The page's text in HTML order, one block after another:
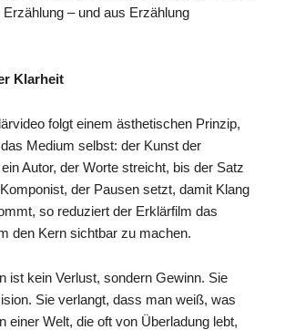
– und aus Erzählung
Klarheit
folgt einem ästhetischen Prinzip,
Medium selbst: der Kunst der
Autor, der Worte streicht, bis der Satz
der Pausen setzt, damit Klang
so reduziert der Erklärfilm das
den Kern sichtbar zu machen.
ist kein Verlust, sondern Gewinn. Sie
Sie verlangt, dass man weiß, was
einer Welt, die oft von Überladung lebt,